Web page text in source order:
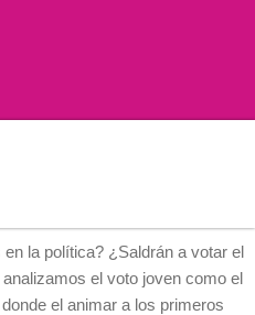
la política? ¿Saldrán a votar el
el voto joven como el
el animar a los primeros